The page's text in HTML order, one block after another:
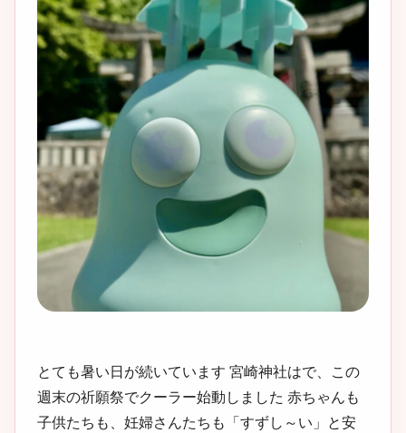
とても暑い日が続いています 宮崎神社はで、この
週末の祈願祭でクーラー始動しました 赤ちゃんも
子供たちも、妊婦さんたちも「すずし～い」と安